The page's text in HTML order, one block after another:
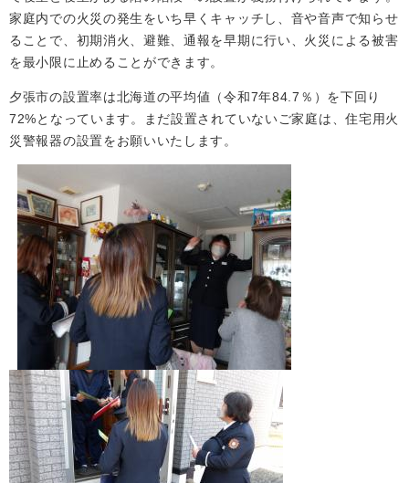
家庭内での火災の発生をいち早くキャッチし、音や音声で知らせ
ることで、初期消火、避難、通報を早期に行い、火災による被害
を最小限に止めることができます。
夕張市の設置率は北海道の平均値（令和7年84.7％）を下回り
72%となっています。まだ設置されていないご家庭は、住宅用火
災警報器の設置をお願いいたします。